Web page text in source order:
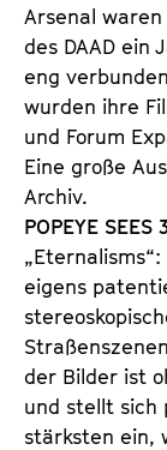
Arsenal
des DAAD ein
eng
wurden ihre
und Forum
Eine große
Archiv.
POPEYE SEES
eigens
der Bilder ist
und stellt sich
stärksten ein,